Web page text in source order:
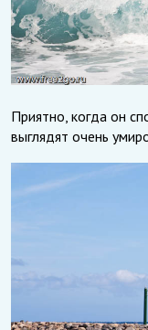
Приятно, когда он
выглядят очень